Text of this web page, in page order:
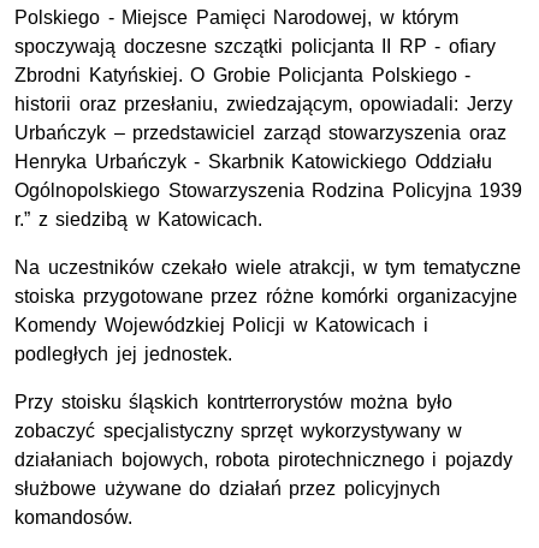
Polskiego - Miejsce Pamięci Narodowej, w którym
spoczywają doczesne szczątki policjanta II RP - ofiary
Zbrodni Katyńskiej. O Grobie Policjanta Polskiego -
historii oraz przesłaniu, zwiedzającym, opowiadali: Jerzy
Urbańczyk – przedstawiciel zarząd stowarzyszenia oraz
Henryka Urbańczyk - Skarbnik Katowickiego Oddziału
Ogólnopolskiego Stowarzyszenia Rodzina Policyjna 1939
r.” z siedzibą w Katowicach.
Na uczestników czekało wiele atrakcji, w tym tematyczne
stoiska przygotowane przez różne komórki organizacyjne
Komendy Wojewódzkiej Policji w Katowicach i
podległych jej jednostek.
Przy stoisku śląskich kontrterrorystów można było
zobaczyć specjalistyczny sprzęt wykorzystywany w
działaniach bojowych, robota pirotechnicznego i pojazdy
służbowe używane do działań przez policyjnych
komandosów.